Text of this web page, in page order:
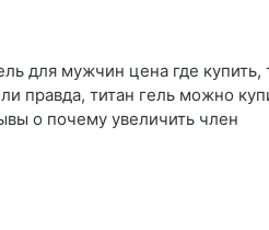
для мужчин цена где
правда, титан гель можно
о почему увеличить член